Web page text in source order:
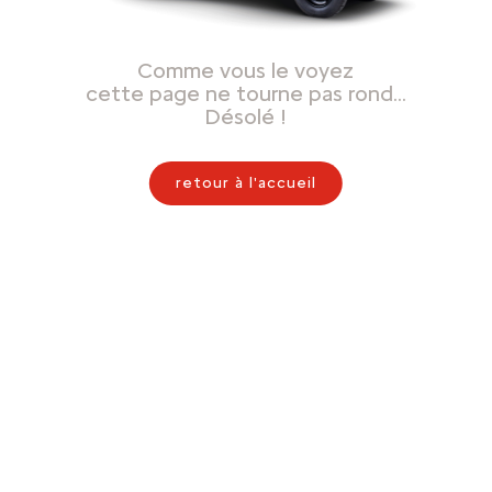
Comme vous le voyez
cette page ne tourne pas rond…
Désolé !
retour à l'accueil